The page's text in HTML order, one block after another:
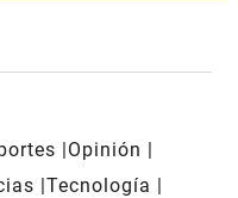
Opinión
Tecnología